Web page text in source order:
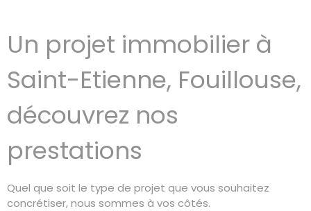
Un projet immobilier à
Saint-Etienne, Fouillouse,
découvrez nos
prestations
Quel que soit le type de projet que vous souhaitez
concrétiser, nous sommes à vos côtés.